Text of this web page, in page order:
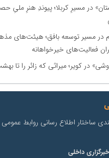
در مسیرِ کربلا؛ پیوندِ هنرِ ملیِ
در مسیر توسعه بافق؛ هیئت‌های
فعالیت‌های خیرخواهانه
در کویر؛ میراثی که زائر را تا
ساختار اطلاع رسانی روابط
داخلی